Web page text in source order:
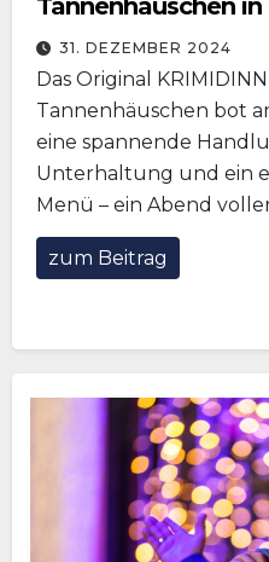
Tannenhäuschen in
31. DEZEMBER 2024
Das Original
Tannenhäuschen bot
eine spannende
Unterhaltung und ein
Menü – ein Abend
zum Beitrag